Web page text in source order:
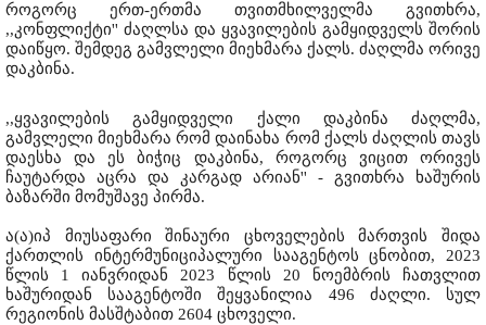
როგორც ერთ-ერთმა თვითმხილველმა გვითხრა,
,,კონფლიქტი'' ძაღლსა და ყვავილების გამყიდველს შორის
დაიწყო. შემდეგ გამვლელი მიეხმარა ქალს. ძაღლმა ორივე
დაკბინა.
,,ყვავილების გამყიდველი ქალი დაკბინა ძაღლმა,
გამვლელი მიეხმარა რომ დაინახა რომ ქალს ძაღლის თავს
დაესხა და ეს ბიჭიც დაკბინა, როგორც ვიცით ორივეს
ჩაუტარდა აცრა და კარგად არიან'' - გვითხრა ხაშურის
ბაზარში მომუშავე პირმა.
ა(ა)იპ მიუსაფარი შინაური ცხოველების მართვის შიდა
ქართლის ინტერმუნიციპალური სააგენტოს ცნობით, 2023
წლის 1 იანვრიდან 2023 წლის 20 ნოემბრის ჩათვლით
ხაშურიდან სააგენტოში შეყვანილია 496 ძაღლი. სულ
რეგიონის მასშტაბით 2604 ცხოველი.